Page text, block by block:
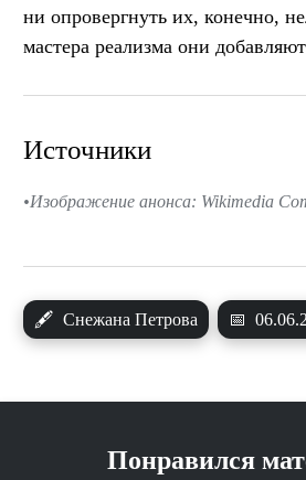
ни опровергнуть их, конечно,
мастера реализма они
🖋 Снежана Петрова 📅
Источники
Изображение анонса: Wikimedia
Понравился